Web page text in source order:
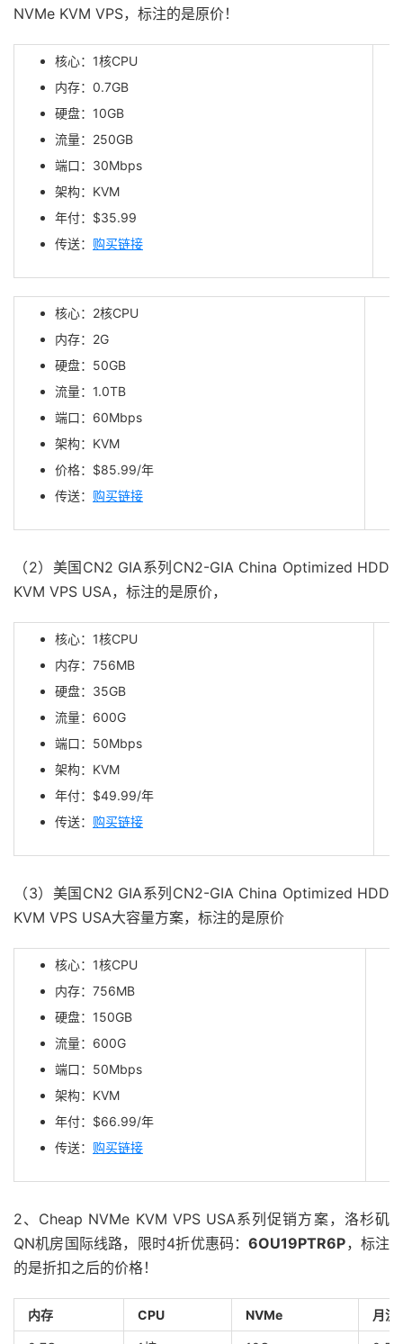
NVMe KVM VPS，标注的是原价！
核心：1核CPU
内存：0.7GB
硬盘：10GB
流量：250GB
端口：30Mbps
架构：KVM
年付：$35.99
传送： 购买链接
核心：2核CPU
内存：2G
硬盘：50GB
流量：1.0TB
端口：60Mbps
架构：KVM
价格：$85.99/年
传送： 购买链接
（2）美国CN2 GIA系列CN2-GIA China Optimized HDD
KVM VPS USA，标注的是原价，
核心：1核CPU
内存：756MB
硬盘：35GB
流量：600G
端口：50Mbps
架构：KVM
年付：$49.99/年
传送： 购买链接
（3）美国CN2 GIA系列CN2-GIA China Optimized HDD
KVM VPS USA大容量方案，标注的是原价
核心：1核CPU
内存：756MB
硬盘：150GB
流量：600G
端口：50Mbps
架构：KVM
年付：$66.99/年
传送： 购买链接
2、Cheap NVMe KVM VPS USA系列促销方案，洛杉矶
QN机房国际线路，限时4折优惠码：6OU19PTR6P，标注
的是折扣之后的价格！
内存 CPU NVMe 月流